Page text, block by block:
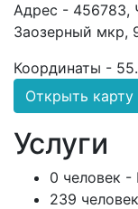
Адрес - 456783,
Заозерный мкр,
Координаты -
Открыть карту
Услуги
0 человек
239